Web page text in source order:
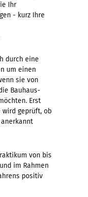
Ihr
- kurz Ihre
durch eine
um einen
sie von
Bauhaus-
Erst
wird geprüft, ob
von bis
im Rahmen
positiv